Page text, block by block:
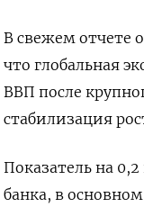
В свежем отчете
что глобальная
ВВП после
стабилизация
Показатель на
банка, в